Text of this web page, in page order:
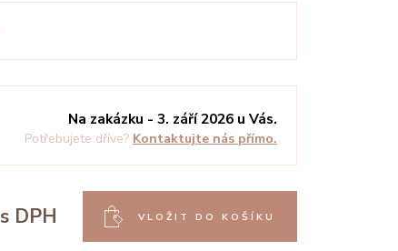
Na zakázku - 3. září 2026 u Vás.
Potřebujete dříve? Kontaktujte nás přímo.
s DPH VLOŽIT DO KOŠÍKU